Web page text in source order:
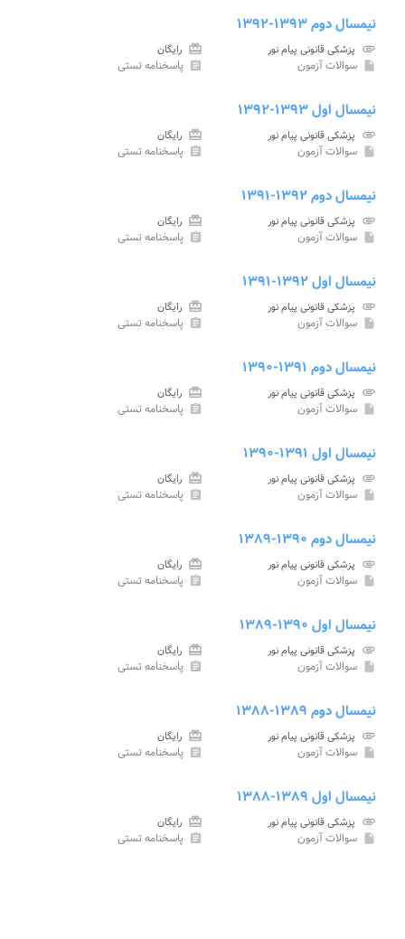
نیمسال دوم ۱۳۹۳-۱۳۹۲
attachment پزشکی قانونی پیام نور card_giftcard رایگان
insert_drive_file سوالات آزمون assignment پاسخنامه تستی
نیمسال اول ۱۳۹۳-۱۳۹۲
attachment پزشکی قانونی پیام نور card_giftcard رایگان
insert_drive_file سوالات آزمون assignment پاسخنامه تستی
نیمسال دوم ۱۳۹۲-۱۳۹۱
attachment پزشکی قانونی پیام نور card_giftcard رایگان
insert_drive_file سوالات آزمون assignment پاسخنامه تستی
نیمسال اول ۱۳۹۲-۱۳۹۱
attachment پزشکی قانونی پیام نور card_giftcard رایگان
insert_drive_file سوالات آزمون assignment پاسخنامه تستی
نیمسال دوم ۱۳۹۱-۱۳۹۰
attachment پزشکی قانونی پیام نور card_giftcard رایگان
insert_drive_file سوالات آزمون assignment پاسخنامه تستی
نیمسال اول ۱۳۹۱-۱۳۹۰
attachment پزشکی قانونی پیام نور card_giftcard رایگان
insert_drive_file سوالات آزمون assignment پاسخنامه تستی
نیمسال دوم ۱۳۹۰-۱۳۸۹
attachment پزشکی قانونی پیام نور card_giftcard رایگان
insert_drive_file سوالات آزمون assignment پاسخنامه تستی
نیمسال اول ۱۳۹۰-۱۳۸۹
attachment پزشکی قانونی پیام نور card_giftcard رایگان
insert_drive_file سوالات آزمون assignment پاسخنامه تستی
نیمسال دوم ۱۳۸۹-۱۳۸۸
attachment پزشکی قانونی پیام نور card_giftcard رایگان
insert_drive_file سوالات آزمون assignment پاسخنامه تستی
نیمسال اول ۱۳۸۹-۱۳۸۸
attachment پزشکی قانونی پیام نور card_giftcard رایگان
insert_drive_file سوالات آزمون assignment پاسخنامه تستی